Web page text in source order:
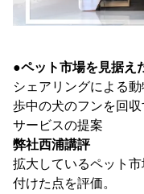
●ペット市場を見据え
シェアリングによる
歩中の犬のフンを回
サービスの提案
弊社西浦講評
拡大しているペット
付けた点を評価。